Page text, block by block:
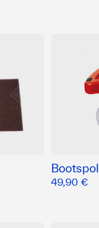
49,90 €